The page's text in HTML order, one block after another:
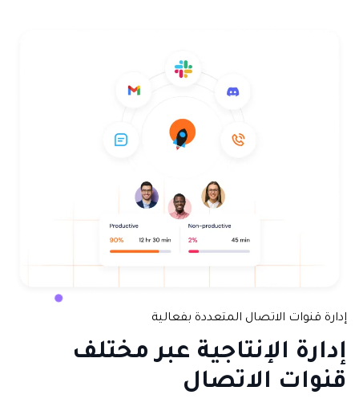
إدارة قنوات الاتصال المتعددة بفعالية
إدارة الإنتاجية عبر مختلف
قنوات الاتصال